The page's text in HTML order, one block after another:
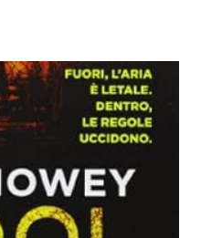
Innanzitutto, se la Gier o
la trilogia in un unico libro,
molto di più. Red è
nemmeno un finale ._.
della storia (anzi, quale
ha praticamente solo